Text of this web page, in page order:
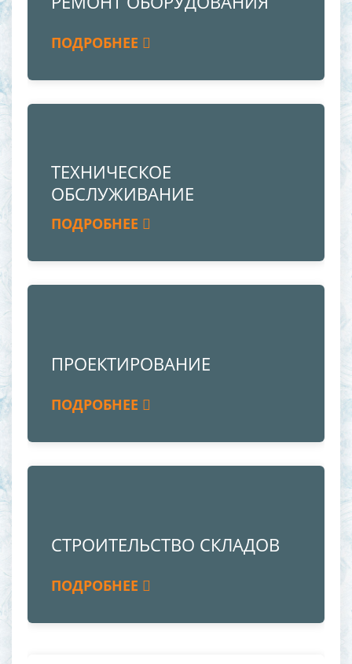
ПОДРОБНЕЕ
ТЕХНИЧЕСКОЕ
ОБСЛУЖИВАНИЕ
ПОДРОБНЕЕ
ПРОЕКТИРОВАНИЕ
ПОДРОБНЕЕ
СТРОИТЕЛЬСТВО СКЛАДОВ
ПОДРОБНЕЕ